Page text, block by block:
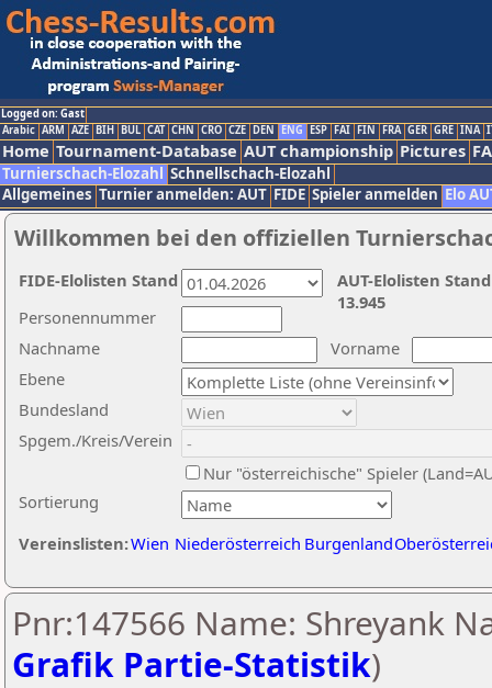
Logged on: Gast
Arabic ARM AZE BIH BUL CAT CHN CRO CZE DEN ENG ESP FAI FIN FRA GER GRE INA
Home Tournament-Database AUT championship Pictures
Turnierschach-Elozahl Schnellschach-Elozahl
Allgemeines Turnier anmelden: AUT FIDE Spieler anmelden Elo
Willkommen bei den offiziellen
Nachname
Vorname
Ebene
Sortierung
Personennummer
Bundesland
Spgem./Kreis/Verein
Nur "österreichische" Spieler
Vereinslisten:Wien Niederösterreich Burgenland
AUT-Elolisten
13.945
FIDE-Elolisten Stand
Pnr:147566 Name: Shreyank
Grafik Partie-Statistik)